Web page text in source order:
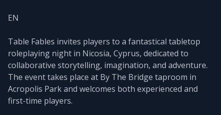
EN
Table Fables invites players to a fantastical tabletop
roleplaying night in Nicosia, Cyprus, dedicated to
collaborative storytelling, imagination, and adventure.
The event takes place at By The Bridge taproom in
Acropolis Park and welcomes both experienced and
first-time players.